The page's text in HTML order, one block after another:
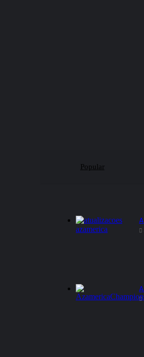
Popular